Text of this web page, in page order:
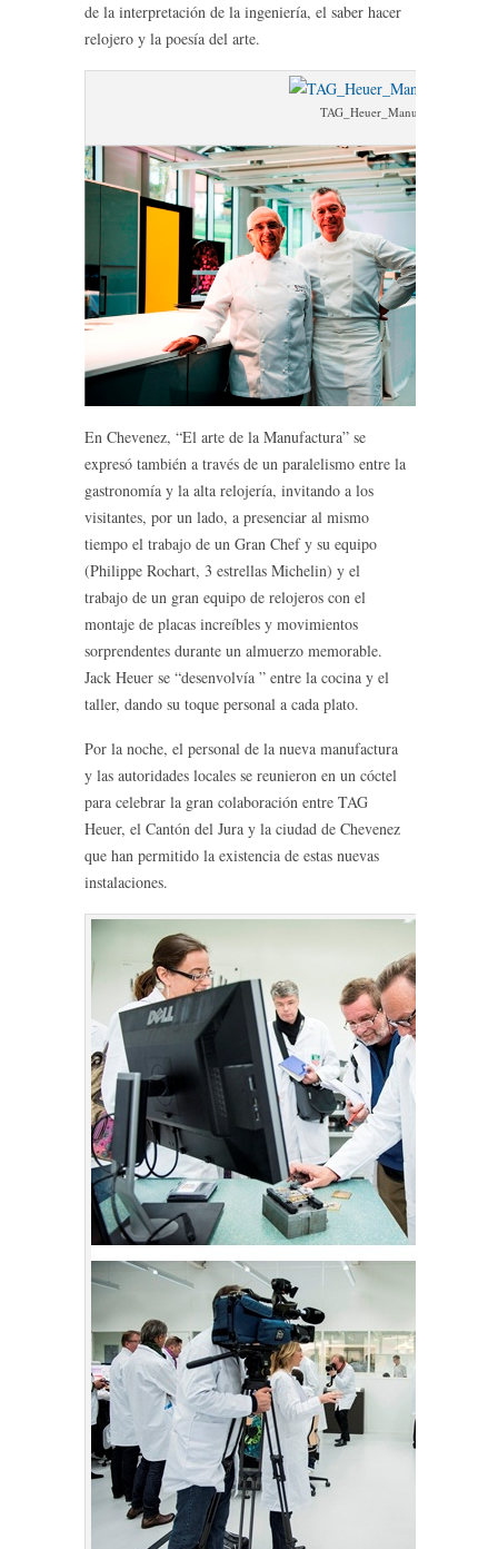
de la interpretación de la ingeniería, el saber hacer
relojero y la poesía del arte.
En Chevenez, “El arte de la Manufactura” se
expresó también a través de un paralelismo entre la
gastronomía y la alta relojería, invitando a los
visitantes, por un lado, a presenciar al mismo
tiempo el trabajo de un Gran Chef y su equipo
(Philippe Rochart, 3 estrellas Michelin) y el
trabajo de un gran equipo de relojeros con el
montaje de placas increíbles y movimientos
sorprendentes durante un almuerzo memorable.
Jack Heuer se “desenvolvía ” entre la cocina y el
taller, dando su toque personal a cada plato.
Por la noche, el personal de la nueva manufactura
y las autoridades locales se reunieron en un cóctel
para celebrar la gran colaboración entre TAG
Heuer, el Cantón del Jura y la ciudad de Chevenez
que han permitido la existencia de estas nuevas
instalaciones.